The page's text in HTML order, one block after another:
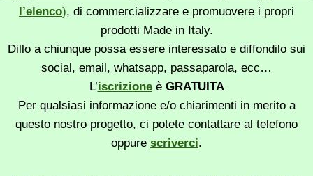
l’elenco), di commercializzare e promuovere i propri
prodotti Made in Italy.
Dillo a chiunque possa essere interessato e diffondilo sui
social, email, whatsapp, passaparola, ecc…
L’iscrizioneè GRATUITA
Per qualsiasi informazione e/o chiarimenti in merito a
questo nostro progetto, ci potete contattare al telefono
oppure scriverci.